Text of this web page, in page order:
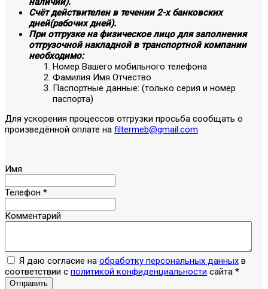
Счёт действителен в течении 2-х банковских
дней(рабочих дней).
При отгрузке на физическое лицо для заполнения
отгрузочной накладной в транспортной компании
необходимо:
Номер Вашего мобильного телефона
Фамилия Имя Отчество
Паспортные данные: (только серия и номер
паспорта)
Для ускорения процессов отгрузки просьба сообщать о
произведённой оплате на filtermeb@gmail.com
Имя
Телефон *
Комментарий
Я даю согласие на обработку персональных данных в
соответствии с политикой конфиденциальности сайта *
Отправить